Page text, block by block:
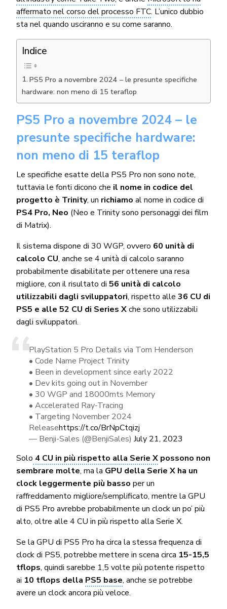
affermato nel corso del processo FTC. L’unico dubbio
sta nel quando usciranno e su come saranno.
Indice
PS5 Pro a novembre 2024 – le presunte specifiche
hardware: non meno di 15 teraflop
PS5 Pro a novembre 2024 – le
presunte specifiche hardware:
non meno di 15 teraflop
Le specifiche esatte della PS5 Pro non sono note,
tuttavia le fonti dicono che il nome in codice del
progetto è Trinity, un richiamo al nome in codice di
PS4 Pro, Neo (Neo e Trinity sono personaggi dei film
di Matrix).
Il sistema dispone di 30 WGP, ovvero 60 unità di
calcolo CU, anche se 4 unità di calcolo saranno
probabilmente disabilitate per ottenere una resa
migliore, con il risultato di56 unità di calcolo
utilizzabili dagli sviluppatori, rispetto alle 36 CU di
PS5 e alle 52 CU di Series Xche sono utilizzabili
dagli sviluppatori.
PlayStation 5 Pro Details via Tom Henderson
• Code Name Project Trinity
• Been in development since early 2022
• Dev kits going out in November
• 30 WGP and 18000mts Memory
• Accelerated Ray-Tracing
• Targeting November 2024
Releasehttps://t.co/BrNpCtqizj
— Benji-Sales (@BenjiSales)July 21, 2023
Solo 4 CU in più rispetto alla Serie X possono non
sembrare molte, ma la GPU della Serie X ha un
clock leggermente più basso per un
raffreddamento migliore/semplificato, mentre la GPU
di PS5 Pro avrebbe probabilmente un clock un po’ più
alto, oltre alle 4 CU in più rispetto alla Serie X.
Se la GPU di PS5 Pro ha circa la stessa frequenza di
clock di PS5, potrebbe mettere in scena circa 15-15,5
tflops, quindi sarebbe 1,5 volte più potente rispetto
ai 10 tflops della PS5 base, anche se potrebbe
avere un clock ancora più veloce.